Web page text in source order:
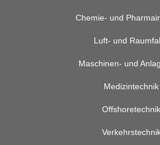
Chemie- und
Luft- und
Maschinen- und
Medizintechnik
Offshoretechnik